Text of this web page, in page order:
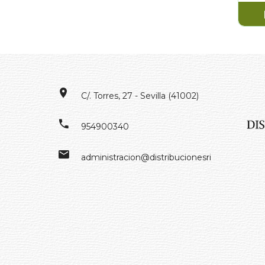
C/. Torres, 27 - Sevilla (41002)
954900340
administracion@distribucionesrivero.es